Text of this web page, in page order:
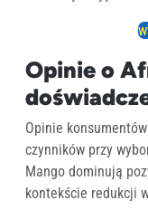
Opinie o
Opinie
czynników przy
Mango dominują
kontekście redukcji